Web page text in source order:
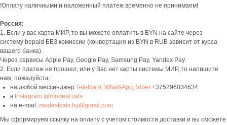
!Оплату наличными и наложенный платеж временно не принимаем!
Россия:
1. Если у вас карта МИР, то вы можете оплатить в BYN на сайте через
систему bepaid БЕЗ комиссии (конвертация из BYN в RUB зависит от курса
вашего банка).
Через сервисы Apple Pay, Google Pay, Samsung Pay, Yandex Pay.
2. Если платеж не прошел, или у Вас нет карты системы МИР, то напишите
нам, пожалуйста:
на любой мессенджер Teletgam, WhatsApp, Viber +375296034634
в Instagram @modest.cats
на e-mail: modestcats.by@gmail.com
Мы сформируем ссылку на оплату с учетом стоимости доставки и вы сможете